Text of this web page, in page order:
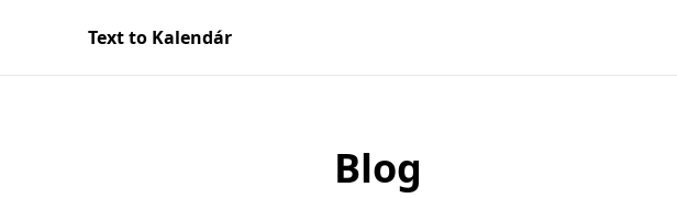
Text to Kalendár
Blog